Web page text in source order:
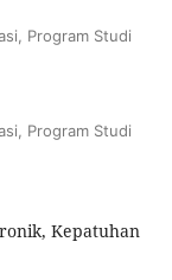
Program Studi
Program Studi
Kepatuhan